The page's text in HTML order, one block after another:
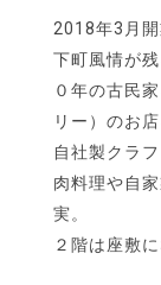
2018年3月
下町風情が
０年の古民
リー）のお
自社製クラ
肉料理や自
実。
２階は座敷